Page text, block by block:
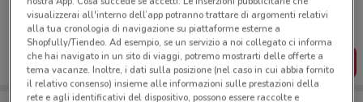
Puoi trovare le migliori offerte dei negozi vicino a te,
salvarle e creare la tua lista del risparmio, comodamente
dal tuo cellulare.
SCARICA L’APP
visualizzerai all'interno dell’app potranno trattare di argomenti relativi
alla tua cronologia di navigazione su piattaforme esterne a
Shopfully/Tiendeo. Ad esempio, se un servizio a noi collegato ci informa
che hai navigato in un sito di viaggi, potremo mostrarti delle offerte a
tema vacanze. Inoltre, i dati sulla posizione (nel caso in cui abbia fornito
il relativo consenso) insieme alle informazioni sulle prestazioni della
rete e agli identificativi del dispositivo, possono essere raccolte e